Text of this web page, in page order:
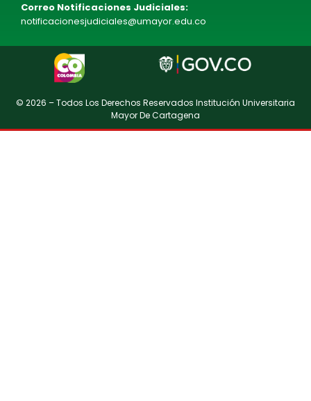
Correo Notificaciones Judiciales:
notificacionesjudiciales@umayor.edu.co
© 2026 – Todos Los Derechos Reservados Institución Universitaria
Mayor De Cartagena